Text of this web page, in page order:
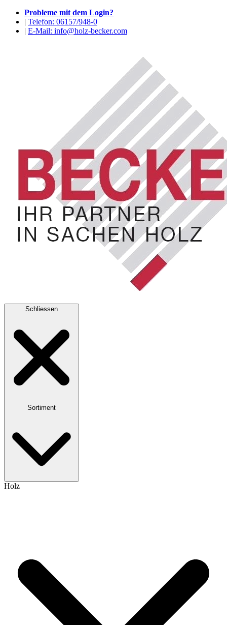
Probleme mit dem Login?
| Telefon: 06157/948-0
| E-Mail: info@holz-becker.com
Schliessen
Sortiment
Holz